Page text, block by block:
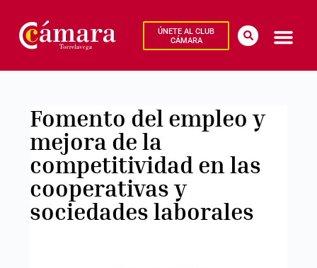
ÚNETE AL CLUB
CÁMARA
Fomento del empleo y
mejora de la
competitividad en las
cooperativas y
sociedades laborales